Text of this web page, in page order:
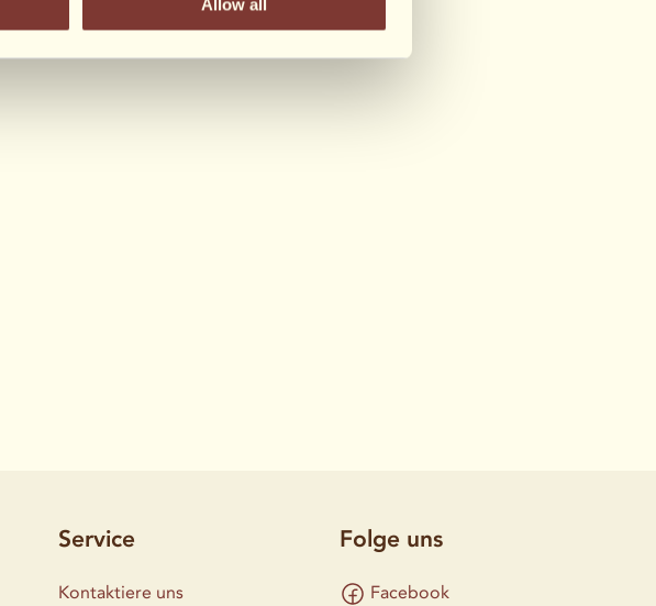
Allow all
Service
Kontaktiere uns
Folge uns
Facebook